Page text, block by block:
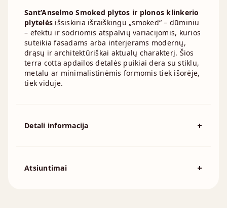
Sant’Anselmo Smoked plytos ir plonos klinkerio
plytelės išsiskiria išraiškingu „smoked“ – dūminiu
– efektu ir sodriomis atspalvių variacijomis, kurios
suteikia fasadams arba interjerams modernų,
drąsų ir architektūriškai aktualų charakterį. Šios
terra cotta apdailos detalės puikiai dera su stiklu,
metalu ar minimalistinėmis formomis tiek išorėje,
tiek viduje.
Detali informacija
Išmatavimai
Atsiuntimai